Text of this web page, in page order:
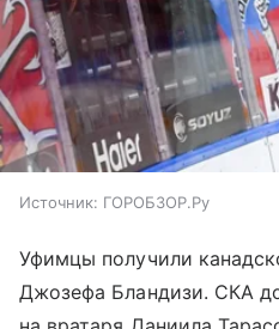
Источник: ГОРОБЗОР.Ру
Уфимцы получили
Джозефа Бландизи. СКА